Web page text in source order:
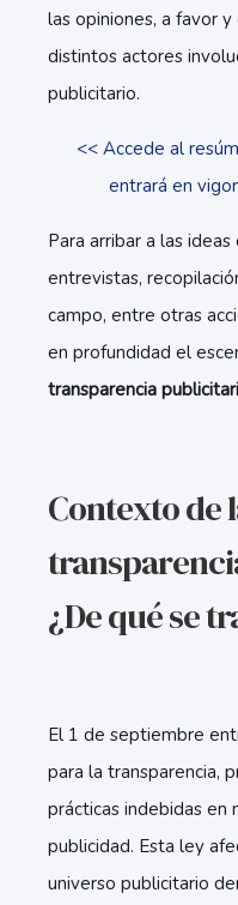
las opiniones, a favor
distintos actores
publicitario.
<< Accede al
entrará en
Para arribar a las
entrevistas,
campo, entre otras
en profundidad el
transparencia
Contexto de
¿De qué se
El 1 de septiembre
para la transparencia,
prácticas indebidas en
publicidad. Esta ley
universo publicitario